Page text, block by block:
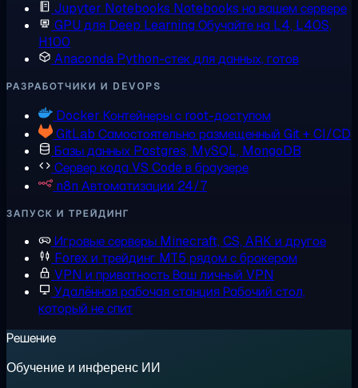
Jupyter Notebooks Notebooks на вашем сервере
GPU для Deep Learning Обучайте на L4, L40S,
H100
Anaconda Python-стек для данных, готов
РАЗРАБОТЧИКИ И DEVOPS
Docker Контейнеры с root-доступом
GitLab Самостоятельно размещенный Git + CI/CD
Базы данных Postgres, MySQL, MongoDB
Сервер кодаVS Code в браузере
n8n Автоматизации 24/7
ЗАПУСК И ТРЕЙДИНГ
Игровые серверы Minecraft, CS, ARK и другое
Forex и трейдинг MT5 рядом с брокером
VPN и приватностьВаш личный VPN
Удалённая рабочая станцияРабочий стол,
который не спит
Решение
Обучение и инференс ИИ